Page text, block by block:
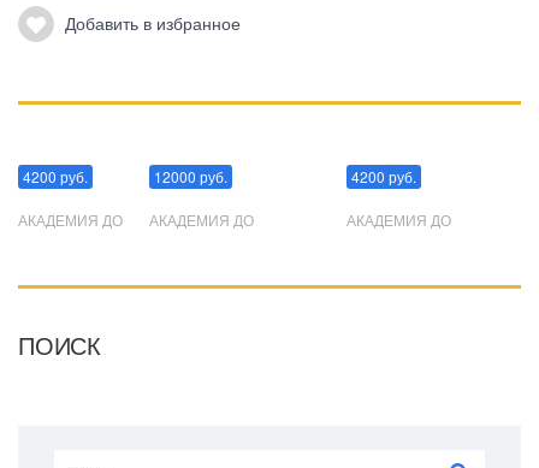
Добавить в избранное
4200 руб.
АКАДЕМИЯ ДО
12000 руб.
АКАДЕМИЯ ДО
4200 руб.
АКАДЕМИЯ ДО
ПОИСК